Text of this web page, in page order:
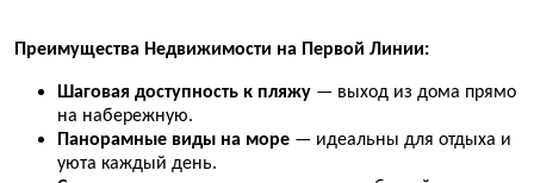
Преимущества Недвижимости на Первой Линии:
Шаговая доступность к пляжу — выход из дома прямо
на набережную.
Панорамные виды на море — идеальны для отдыха и
уюта каждый день.